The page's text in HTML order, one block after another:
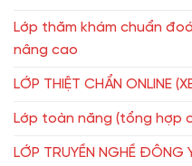
Lớp thăm khám chuẩn
nâng cao
LỚP THIỆT CHẨN ONLINE
Lớp toàn năng (tổng hợp
LỚP TRUYỀN NGHỀ ĐÔNG